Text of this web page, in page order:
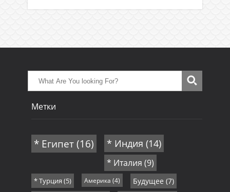
Метки
* Египет(16) * Индия (14)
* Италия (9)
* Турция (5) Америка (4) Будущее (7)